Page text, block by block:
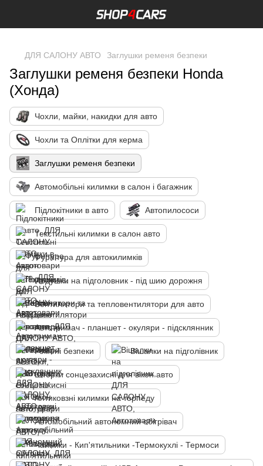
ДЛЯ САЛОНУ АВТО Заглушки ременя безпеки
Заглушки ременя безпеки Honda
(Хонда)
Чохли, майки, накидки для авто
Чохли та Оплітки для керма
Заглушки ременя безпеки
Автомобільні килимки в салон і багажник
Підлокітники в авто Автопилососи
Текстильні килимки в салон авто
Фурнітура для автокилимків
Подушки на підголовник - під шию дорожня
Вентилятори та тепловентилятори для авто
Автотримач - планшет - окуляри - підсклянник
Ремені безпеки Вішалки на підголівник
Шторки сонцезахисні для вікон авто
Антиковзні килимки на торпеду
Автомобільний автономний обігрівач
Чайники - Кип'ятильники -Термокухлі - Термоси